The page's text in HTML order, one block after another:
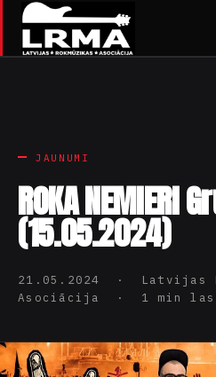
JAUNUMI
ROKA NEMIERI
(15.05.2024)
21.05.2024 · Latvijas
Asociācija · 1 min